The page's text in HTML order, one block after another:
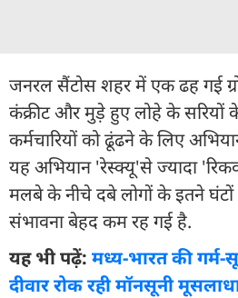
जनरल सैंटोस शहर में एक ढह गई
कंक्रीट और मुड़े हुए लोहे के सरियों
कर्मचारियों को ढूंढने के लिए
यह अभियान 'रेस्क्यू'से ज्यादा
मलबे के नीचे दबे लोगों के इतने घंटों
संभावना बेहद कम रह गई है.
यह भी पढ़ें: मध्य-भारत की गर्म-
दीवार रोक रही मॉनसूनी